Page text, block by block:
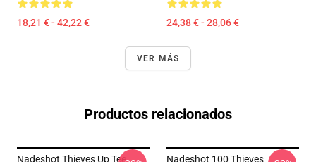
18,21 € - 42,22 € 24,38 € - 28,06 €
VER MÁS
Productos relacionados
Nadeshot Thieves Up Tee
Nadeshot 100 Thieves